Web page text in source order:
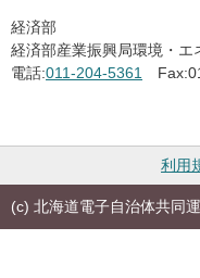
経済部
経済部産業振興局環境・
電話:011-204-5361 Fax:
利用
(c) 北海道電子自治体共同